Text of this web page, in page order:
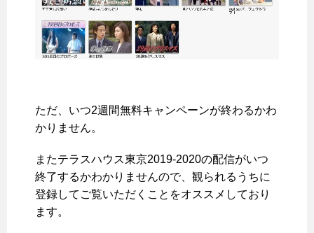
ただ、 いつ2週間無料キャンペーンが終わるかわ
かりません。
またテラスハウス東京2019-2020の配信がいつ
終了するかわかりませんので、観られるうちに
登録してご覧いただくことをオススメしており
ます。